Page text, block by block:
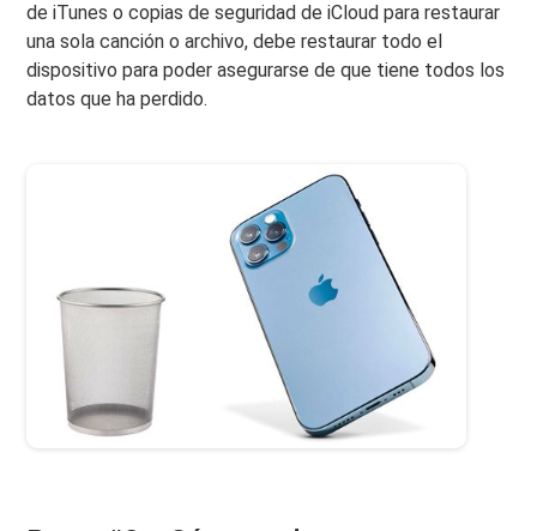
de iTunes o copias de seguridad de iCloud para restaurar
una sola canción o archivo, debe restaurar todo el
dispositivo para poder asegurarse de que tiene todos los
datos que ha perdido.